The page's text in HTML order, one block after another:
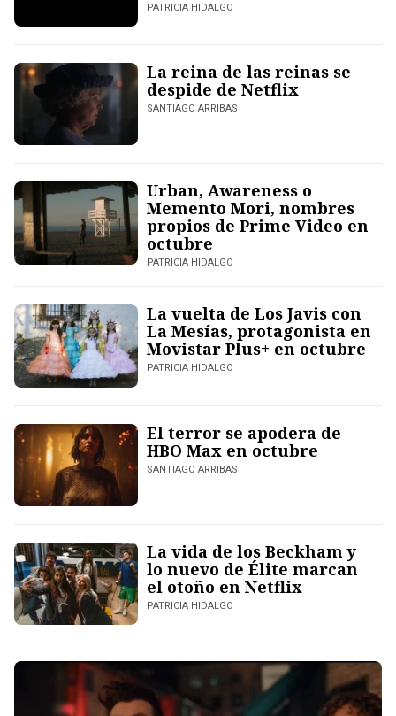
PATRICIA HIDALGO
La reina de las reinas se
despide de Netflix
SANTIAGO ARRIBAS
Urban, Awareness o
Memento Mori, nombres
propios de Prime Video en
octubre
PATRICIA HIDALGO
La vuelta de Los Javis con
La Mesías, protagonista en
Movistar Plus+ en octubre
PATRICIA HIDALGO
El terror se apodera de
HBO Max en octubre
SANTIAGO ARRIBAS
La vida de los Beckham y
lo nuevo de Élite marcan
el otoño en Netflix
PATRICIA HIDALGO